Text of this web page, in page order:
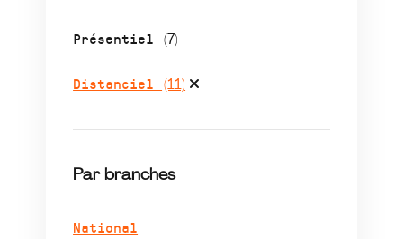
Présentiel (7)
Distanciel (11)
Par branches
National